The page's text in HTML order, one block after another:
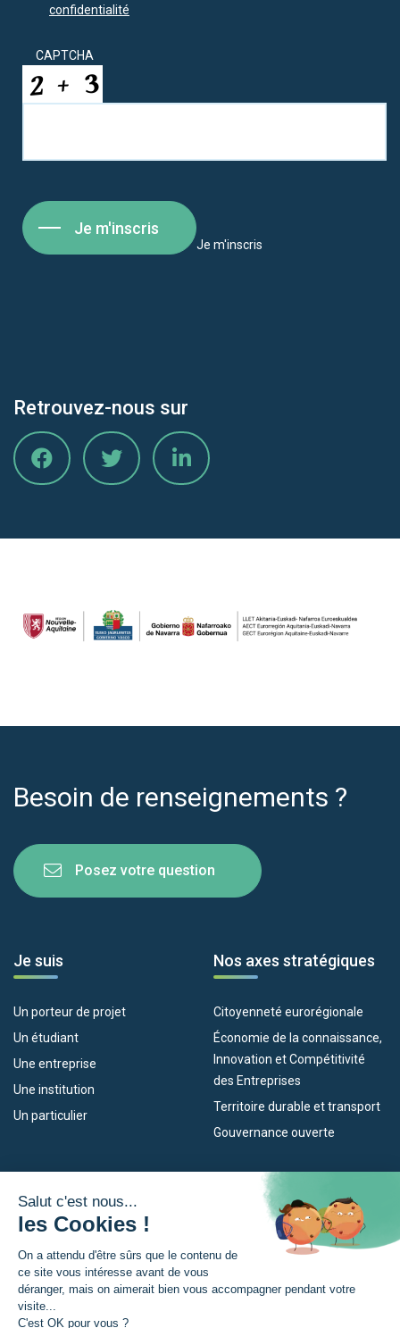
confidentialité
CAPTCHA
Je m'inscris
Je m'inscris
Retrouvez-nous sur
Besoin de renseignements ?
Posez votre question
Je suis
Un porteur de projet
Un étudiant
Une entreprise
Une institution
Un particulier
Nos axes stratégiques
Citoyenneté eurorégionale
Économie de la connaissance,
Innovation et Compétitivité
des Entreprises
Territoire durable et transport
Gouvernance ouverte
Empleo
Eskola Futura
Forma NAEN
TRANSFERMUGA-RREKIN
L’Eurorégion
Qu’est-ce que l’Eurorégion ?
Actualités
Espace presse